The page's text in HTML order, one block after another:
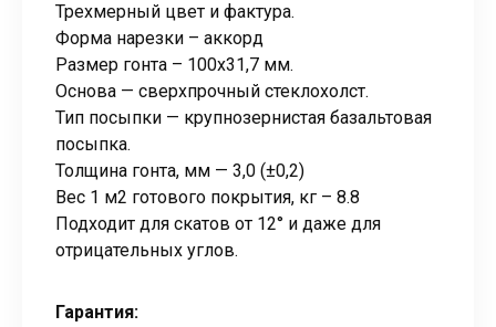
Трехмерный цвет и фактура.
Форма нарезки – аккорд
Размер гонта – 100х31,7 мм.
Основа — сверхпрочный стеклохолст.
Тип посыпки — крупнозернистая базальтовая
посыпка.
Толщина гонта, мм — 3,0 (±0,2)
Вес 1 м2 готового покрытия, кг – 8.8
Подходит для скатов от 12° и даже для
отрицательных углов.
Гарантия: